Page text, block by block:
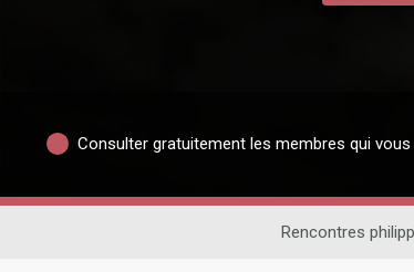
Consulter gratuitement les membres qui
Rencontres